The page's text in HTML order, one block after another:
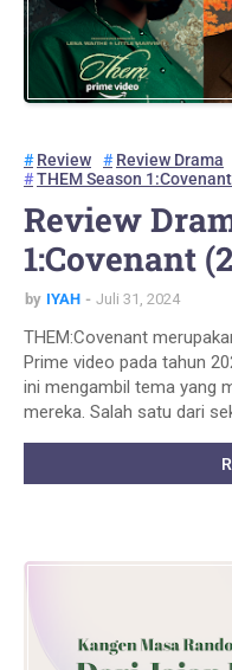
Review
Review Drama
THEM Season
Review
1:Covenant
by IYAH Juli 31, 2024
THEM:Covenant
Prime video pada tahun
ini mengambil tema yang
mereka. Salah satu dari